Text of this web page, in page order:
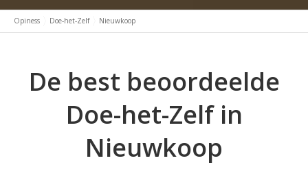
Opiness Doe-het-Zelf Nieuwkoop
De best beoordeelde
Doe-het-Zelf in
Nieuwkoop